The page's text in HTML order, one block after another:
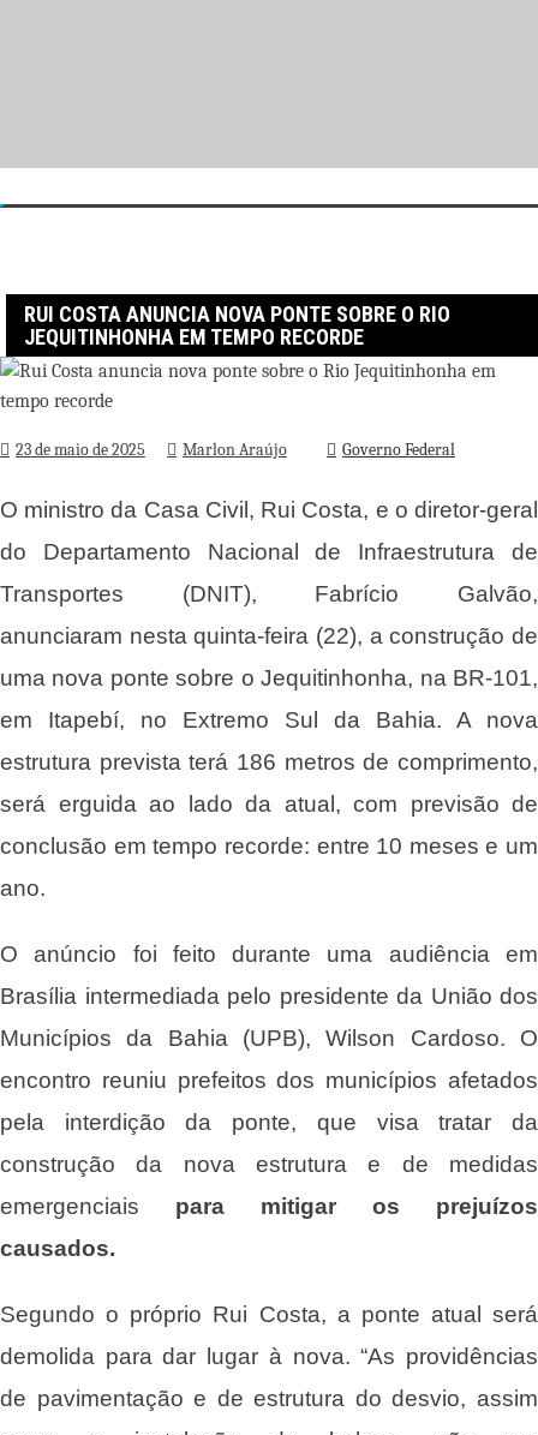
RUI COSTA ANUNCIA NOVA PONTE SOBRE O RIO
JEQUITINHONHA EM TEMPO RECORDE
23 de maio de 2025 Marlon Araújo Governo Federal
O ministro da Casa Civil, Rui Costa, e o diretor-geral
do Departamento Nacional de Infraestrutura de
Transportes (DNIT), Fabrício Galvão,
anunciaram nesta quinta-feira (22), a construção de
uma nova ponte sobre o Jequitinhonha, na BR-101,
em Itapebí, no Extremo Sul da Bahia. A nova
estrutura prevista terá 186 metros de comprimento,
será erguida ao lado da atual, com previsão de
conclusão em tempo recorde: entre 10 meses e um
ano.
O anúncio foi feito durante uma audiência em
Brasília intermediada pelo presidente da União dos
Municípios da Bahia (UPB), Wilson Cardoso. O
encontro reuniu prefeitos dos municípios afetados
pela interdição da ponte, que visa tratar da
construção da nova estrutura e de medidas
emergenciais
para mitigar os prejuízos
causados.
Segundo o próprio Rui Costa, a ponte atual será
demolida para dar lugar à nova. “As providências
de pavimentação e de estrutura do desvio, assim